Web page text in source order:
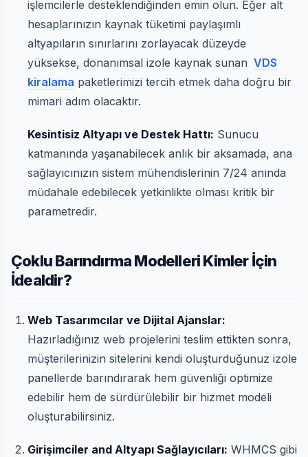
işlemcilerle desteklendiğinden emin olun. Eğer alt
hesaplarınızın kaynak tüketimi paylaşımlı
altyapıların sınırlarını zorlayacak düzeyde
yüksekse, donanımsal izole kaynak sunan VDS
kiralama paketlerimizi tercih etmek daha doğru bir
mimari adım olacaktır.
Kesintisiz Altyapı ve Destek Hattı: Sunucu
katmanında yaşanabilecek anlık bir aksamada, ana
sağlayıcınızın sistem mühendislerinin 7/24 anında
müdahale edebilecek yetkinlikte olması kritik bir
parametredir.
Çoklu Barındırma Modelleri Kimler İçin
İdealdir?
Web Tasarımcılar ve Dijital Ajanslar:
Hazırladığınız web projelerini teslim ettikten sonra,
müşterilerinizin sitelerini kendi oluşturduğunuz izole
panellerde barındırarak hem güvenliği optimize
edebilir hem de sürdürülebilir bir hizmet modeli
oluşturabilirsiniz.
Girişimciler and Altyapı Sağlayıcıları: WHMCS gibi